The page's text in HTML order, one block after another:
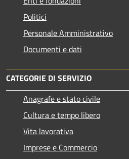
Politici
Personale Amministrativo
Documenti e dati
CATEGORIE DI SERVIZIO
Anagrafe e stato civile
Cultura e tempo libero
Vita lavorativa
Imprese e Commercio